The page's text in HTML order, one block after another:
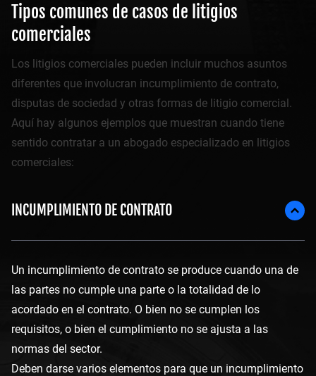
Tipos comunes de casos de litigios
comerciales
Los litigios comerciales pueden incluir muchos asuntos
diferentes que involucran incumplimiento de contrato,
disputas de sociedad y otras formas de litigio comercial.
Aquí hay algunos ejemplos que muestran cuando tiene
sentido contratar a un abogado especializado en litigios
comerciales:
INCUMPLIMIENTO DE CONTRATO
Un incumplimiento de contrato se produce cuando una de
las partes no cumple una parte o la totalidad de lo
acordado en el contrato. O bien no se cumplen los
requisitos, o bien el cumplimiento no se ajusta a las
normas del sector.
Deben darse varios elementos para que un incumplimiento